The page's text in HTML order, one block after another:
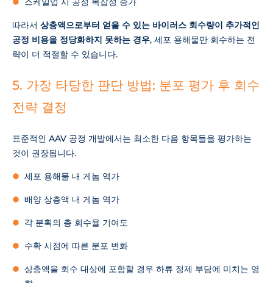
따라서 상층액으로부터 얻을 수 있는 바이러스 회수량이 추가적인
공정 비용을 정당화하지 못하는 경우, 세포 용해물만 회수하는 전
략이 더 적절할 수 있습니다.
5. 가장 타당한 판단 방법: 분포 평가 후 회수
전략 결정
표준적인 AAV 공정 개발에서는 최소한 다음 항목들을 평가하는
것이 권장됩니다.
세포 용해물 내 게놈 역가
배양 상층액 내 게놈 역가
각 분획의 총 회수율 기여도
수확 시점에 따른 분포 변화
상층액을 회수 대상에 포함할 경우 하류 정제 부담에 미치는 영